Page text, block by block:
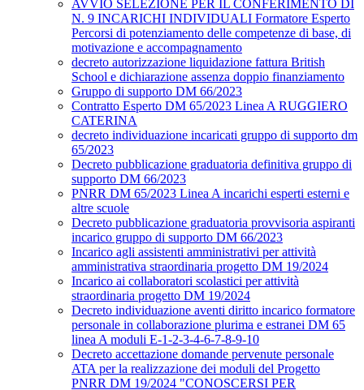
AVVIO SELEZIONE PER IL CONFERIMENTO DI
N. 9 INCARICHI INDIVIDUALI Formatore Esperto
Percorsi di potenziamento delle competenze di base, di
motivazione e accompagnamento
decreto autorizzazione liquidazione fattura British
School e dichiarazione assenza doppio finanziamento
Gruppo di supporto DM 66/2023
Contratto Esperto DM 65/2023 Linea A RUGGIERO
CATERINA
decreto individuazione incaricati gruppo di supporto dm
65/2023
Decreto pubblicazione graduatoria definitiva gruppo di
supporto DM 66/2023
PNRR DM 65/2023 Linea A incarichi esperti esterni e
altre scuole
Decreto pubblicazione graduatoria provvisoria aspiranti
incarico gruppo di supporto DM 66/2023
Incarico agli assistenti amministrativi per attività
amministrativa straordinaria progetto DM 19/2024
Incarico ai collaboratori scolastici per attività
straordinaria progetto DM 19/2024
Decreto individuazione aventi diritto incarico formatore
personale in collaborazione plurima e estranei DM 65
linea A moduli E-1-2-3-4-6-7-8-9-10
Decreto accettazione domande pervenute personale
ATA per la realizzazione dei moduli del Progetto
PNRR DM 19/2024 "CONOSCERSI PER